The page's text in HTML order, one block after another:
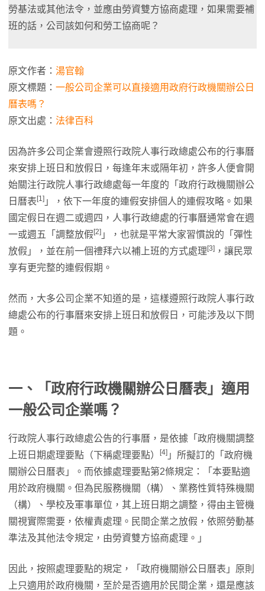
勞基法或其他法令，並應由勞資雙方協商處理，如果需要補
班的話，公司該如何和勞工協商呢？
原文作者： 湯官翰
原文標題： 一般公司企業可以直接適用政府行政機關辦公日
曆表嗎？
原文出處： 法律百科
因為許多公司企業會遵照行政院人事行政總處公布的行事曆
來安排上班日和放假日，每逢年末或隔年初，許多人便會開
始關注行政院人事行政總處每一年度的「政府行政機關辦公
日曆表 [1] 」，依下一年度的連假安排個人的連假攻略。如果
國定假日在週二或週四，人事行政總處的行事曆通常會在週
一或週五「調整放假 [2] 」，也就是平常大家習慣說的「彈性
放假」，並在前一個禮拜六以補上班的方式處理 [3] ，讓民眾
享有更完整的連假假期。
然而，大多公司企業不知道的是，這樣遵照行政院人事行政
總處公布的行事曆來安排上班日和放假日，可能涉及以下問
題。
一、「政府行政機關辦公日曆表」適用
一般公司企業嗎？
行政院人事行政總處公告的行事曆，是依據「政府機關調整
上班日期處理要點（下稱處理要點）
[4] 」所擬訂的「政府機
關辦公日曆表」。而依據處理要點第2條規定：「本要點適
用於政府機關。但為民服務機關（構）、業務性質特殊機關
（構）、學校及軍事單位，其上班日期之調整，得由主管機
關視實際需要，依權責處理。民間企業之放假，依照勞動基
準法及其他法令規定，由勞資雙方協商處理。」
因此，按照處理要點的規定，「政府機關辦公日曆表」原則
上只適用於政府機關，至於是否適用於民間企業，還是應該